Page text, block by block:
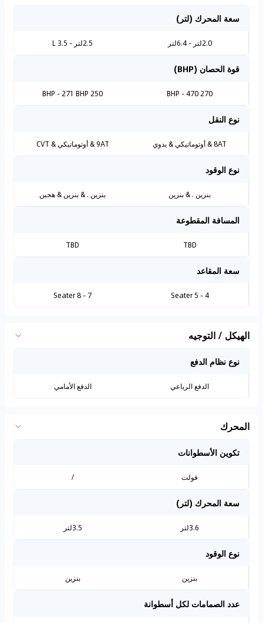
سعة المحرك (لتر)
2.0لتر - 6.4لتر 2.5لتر - 3.5 L
قوة الحصان (BHP)
270 BHP - 470
250 BHP - 271 BHP
نوع النقل
8AT & أوتوماتيكي & يدوي 9AT & أوتوماتيكي & CVT
نوع الوقود
بنزين . & بنزين بنزين . & بنزين & هجين
المسافة المقطوعة
TBD
TBD
سعة المقاعد
4 - 5 Seater
7 - 8 Seater
الهيكل / التوجيه
نوع نظام الدفع
الدفع الرباعي الدفع الأمامي
المحرك
تكوين الأسطوانات
فولت /
سعة المحرك (لتر)
3.6لتر 3.5لتر
نوع الوقود
بنزين بنزين
عدد الصمامات لكل أسطوانة